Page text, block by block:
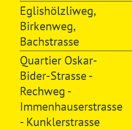
Eglishölzliweg,
Birkenweg,
Bachstrasse
Quartier Oskar-
Bider-Strasse -
Rechweg -
Immenhauserstrasse
- Kunklerstrasse